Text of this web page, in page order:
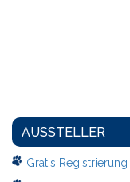
AUSSTELLER
Gratis